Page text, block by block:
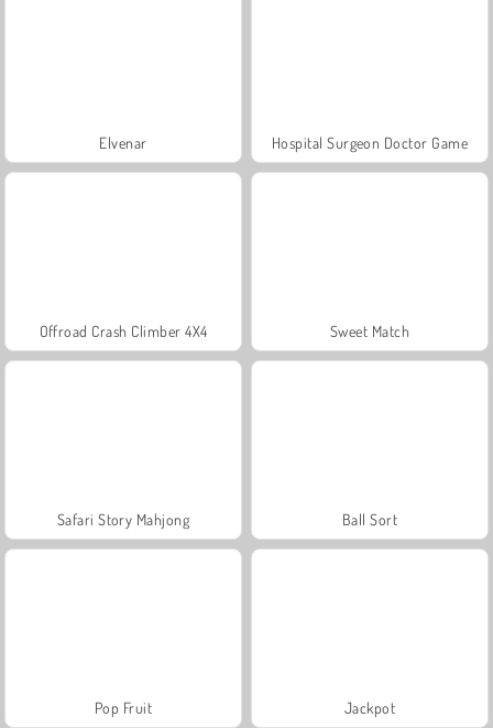
Elvenar Hospital Surgeon Doctor Game
Offroad Crash Climber 4X4 Sweet Match
Safari Story Mahjong Ball Sort
Pop Fruit Jackpot